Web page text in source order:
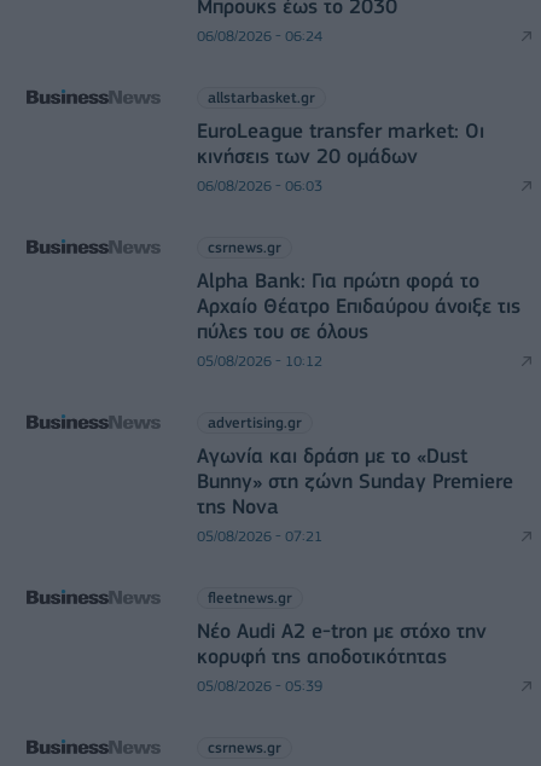
Μπρουκς έως το 2030
06/08/2026 - 06:24
allstarbasket.gr
EuroLeague transfer market: Οι
κινήσεις των 20 ομάδων
06/08/2026 - 06:03
csrnews.gr
Alpha Bank: Για πρώτη φορά το
Αρχαίο Θέατρο Επιδαύρου άνοιξε τις
πύλες του σε όλους
05/08/2026 - 10:12
advertising.gr
Αγωνία και δράση με το «Dust
Bunny» στη ζώνη Sunday Premiere
της Nova
05/08/2026 - 07:21
fleetnews.gr
Νέο Audi A2 e-tron με στόχο την
κορυφή της αποδοτικότητας
05/08/2026 - 05:39
csrnews.gr